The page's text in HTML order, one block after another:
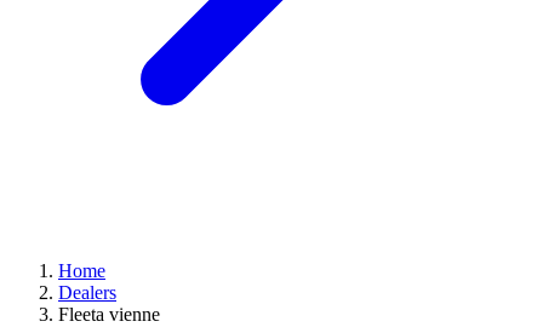
Home
Dealers
Fleeta vienne